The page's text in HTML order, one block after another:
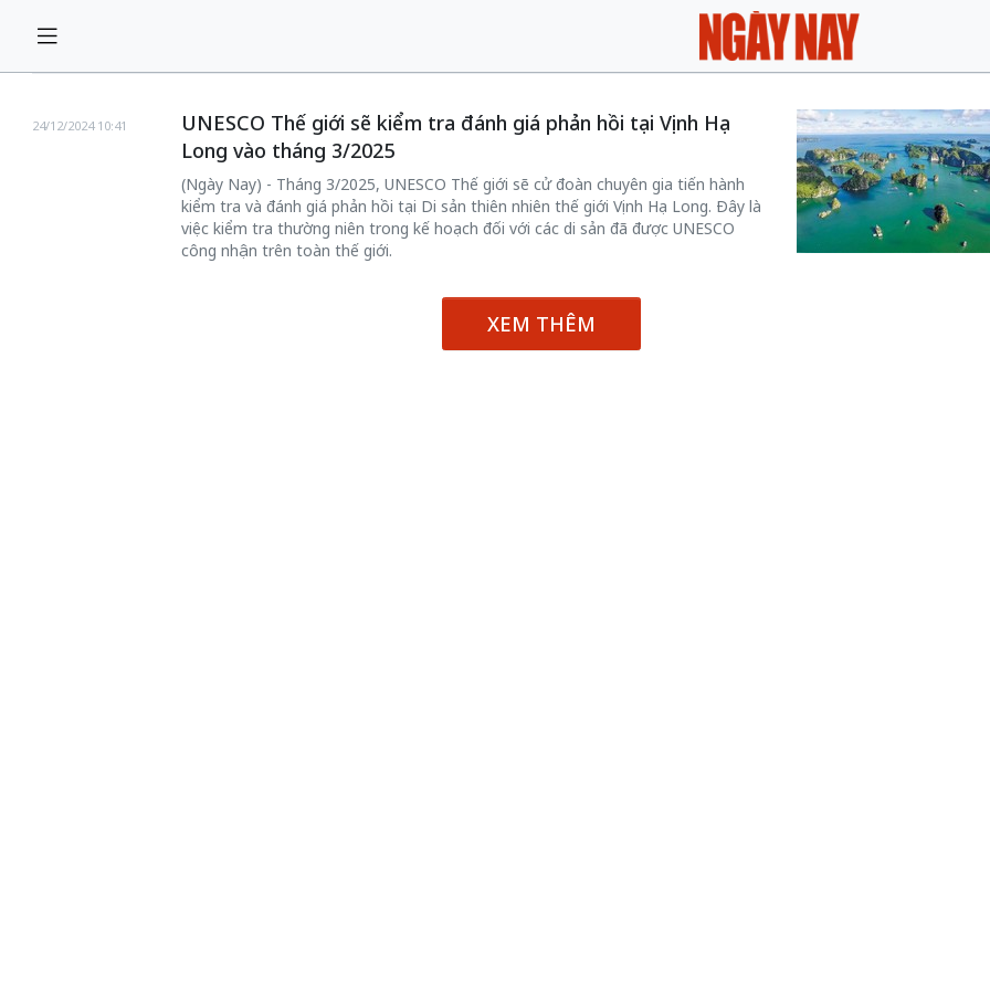
UNESCO Thế giới sẽ kiểm tra đánh giá phản hồi tại Vịnh Hạ
Long vào tháng 3/2025
24/12/2024 10:41
(Ngày Nay) - Tháng 3/2025, UNESCO Thế giới sẽ cử đoàn chuyên gia tiến hành
kiểm tra và đánh giá phản hồi tại Di sản thiên nhiên thế giới Vịnh Hạ Long. Đây là
việc kiểm tra thường niên trong kế hoạch đối với các di sản đã được UNESCO
công nhận trên toàn thế giới.
XEM THÊM